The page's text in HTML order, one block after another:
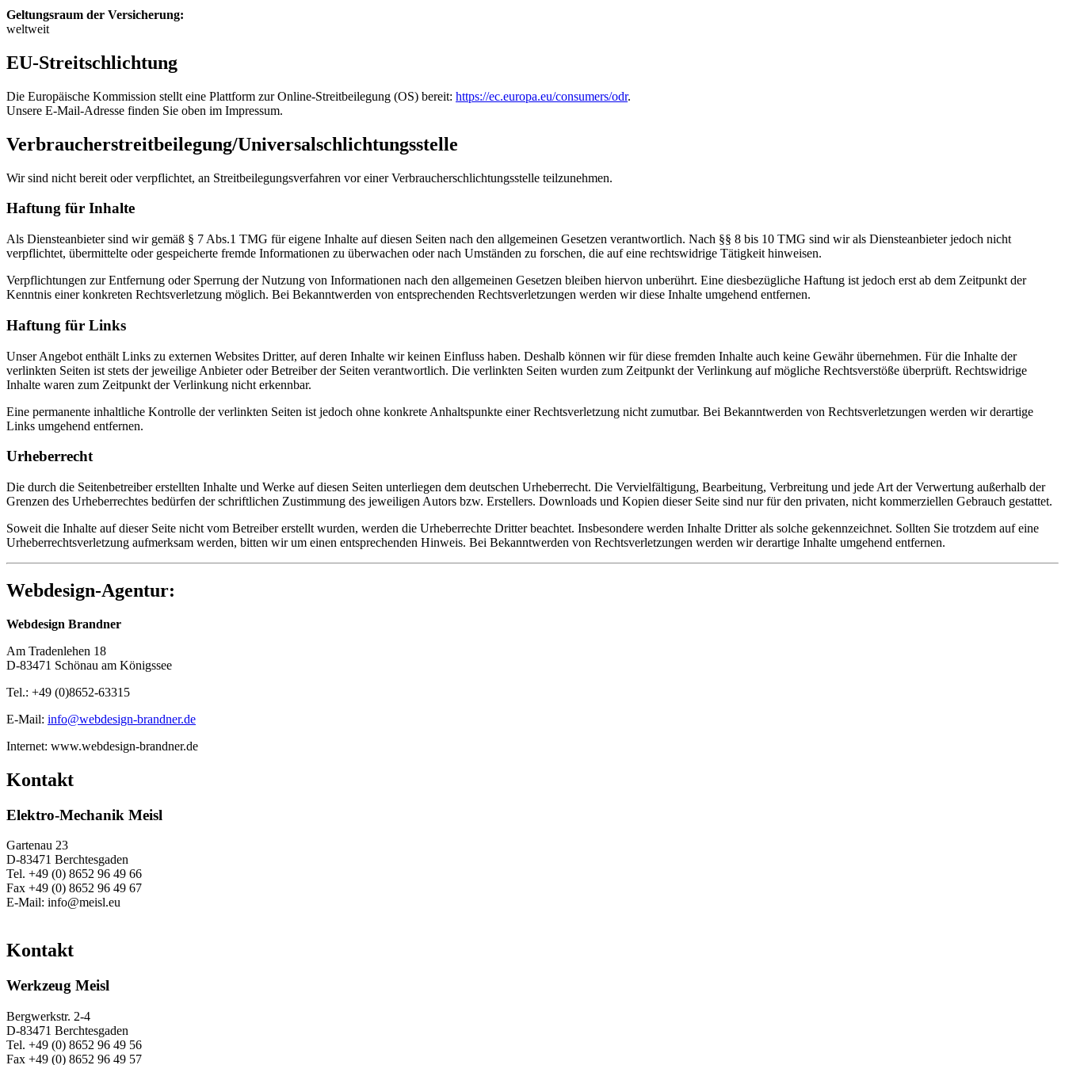
Geltungsraum der Versicherung:
weltweit
EU-Streitschlichtung
Die Europäische Kommission stellt eine Plattform zur Online-Streitbeilegung (OS) bereit: https://ec.europa.eu/consumers/odr.
Unsere E-Mail-Adresse finden Sie oben im Impressum.
Verbraucher­streit­beilegung/Universal­schlichtungs­stelle
Wir sind nicht bereit oder verpflichtet, an Streitbeilegungsverfahren vor einer Verbraucherschlichtungsstelle teilzunehmen.
Haftung für Inhalte
Als Diensteanbieter sind wir gemäß § 7 Abs.1 TMG für eigene Inhalte auf diesen Seiten nach den allgemeinen Gesetzen verantwortlich. Nach §§ 8 bis 10 TMG sind wir als Diensteanbieter jedoch nicht
verpflichtet, übermittelte oder gespeicherte fremde Informationen zu überwachen oder nach Umständen zu forschen, die auf eine rechtswidrige Tätigkeit hinweisen.
Verpflichtungen zur Entfernung oder Sperrung der Nutzung von Informationen nach den allgemeinen Gesetzen bleiben hiervon unberührt. Eine diesbezügliche Haftung ist jedoch erst ab dem Zeitpunkt der
Kenntnis einer konkreten Rechtsverletzung möglich. Bei Bekanntwerden von entsprechenden Rechtsverletzungen werden wir diese Inhalte umgehend entfernen.
Haftung für Links
Unser Angebot enthält Links zu externen Websites Dritter, auf deren Inhalte wir keinen Einfluss haben. Deshalb können wir für diese fremden Inhalte auch keine Gewähr übernehmen. Für die Inhalte der
verlinkten Seiten ist stets der jeweilige Anbieter oder Betreiber der Seiten verantwortlich. Die verlinkten Seiten wurden zum Zeitpunkt der Verlinkung auf mögliche Rechtsverstöße überprüft. Rechtswidrige
Inhalte waren zum Zeitpunkt der Verlinkung nicht erkennbar.
Eine permanente inhaltliche Kontrolle der verlinkten Seiten ist jedoch ohne konkrete Anhaltspunkte einer Rechtsverletzung nicht zumutbar. Bei Bekanntwerden von Rechtsverletzungen werden wir derartige
Links umgehend entfernen.
Urheberrecht
Die durch die Seitenbetreiber erstellten Inhalte und Werke auf diesen Seiten unterliegen dem deutschen Urheberrecht. Die Vervielfältigung, Bearbeitung, Verbreitung und jede Art der Verwertung außerhalb der
Grenzen des Urheberrechtes bedürfen der schriftlichen Zustimmung des jeweiligen Autors bzw. Erstellers. Downloads und Kopien dieser Seite sind nur für den privaten, nicht kommerziellen Gebrauch gestattet.
Soweit die Inhalte auf dieser Seite nicht vom Betreiber erstellt wurden, werden die Urheberrechte Dritter beachtet. Insbesondere werden Inhalte Dritter als solche gekennzeichnet. Sollten Sie trotzdem auf eine
Urheberrechtsverletzung aufmerksam werden, bitten wir um einen entsprechenden Hinweis. Bei Bekanntwerden von Rechtsverletzungen werden wir derartige Inhalte umgehend entfernen.
Webdesign-Agentur:
Webdesign Brandner
Am Tradenlehen 18
D-83471 Schönau am Königssee
Tel.: +49 (0)8652-63315
E-Mail: info@webdesign-brandner.de
Internet: www.webdesign-brandner.de
Kontakt
Elektro-Mechanik Meisl
Gartenau 23
D-83471 Berchtesgaden
Tel. +49 (0) 8652 96 49 66
Fax +49 (0) 8652 96 49 67
E-Mail: info@meisl.eu
Kontakt
Werkzeug Meisl
Bergwerkstr. 2-4
D-83471 Berchtesgaden
Tel. +49 (0) 8652 96 49 56
Fax +49 (0) 8652 96 49 57